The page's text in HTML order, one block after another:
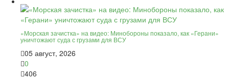
«Морская зачистка» на видео: Минобороны показало, как «Герани»
уничтожают суда с грузами для ВСУ
05 август, 2026
0
406